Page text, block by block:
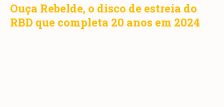
Ouça Rebelde, o disco de estreia do
RBD que completa 20 anos em 2024